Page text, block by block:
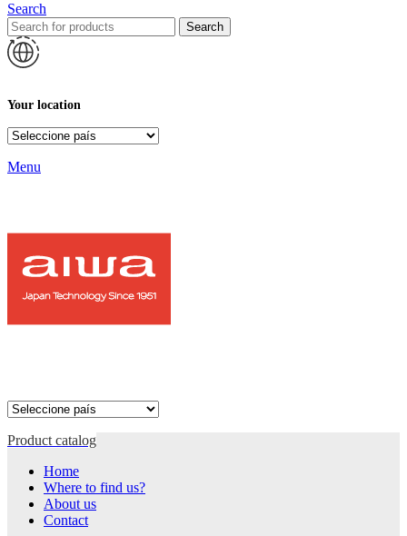
Search
Search
Your location
Menu
Product catalog
Home
Where to find us?
About us
Contact